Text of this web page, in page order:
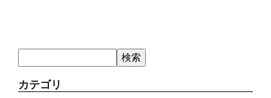
カテゴリ